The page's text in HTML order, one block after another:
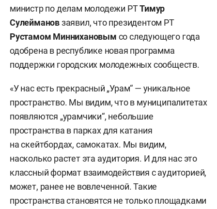
министр по делам молодежи РТТимур
Сулеймановзаявил, что президентом РТ
Рустамом Миннихановым со следующего года
одобрена в республике новая программа
поддержки городских молодежных сообществ.
«У нас есть прекрасный „Урам“ — уникальное
пространство. Мы видим, что в муниципалитетах
появляются „урамчики“, небольшие
пространства в парках для катания
на скейтбордах, самокатах. Мы видим,
насколько растет эта аудитория. И для нас это
классный формат взаимодействия с аудиторией,
может, ранее не вовлеченной. Такие
пространства становятся не только площадками